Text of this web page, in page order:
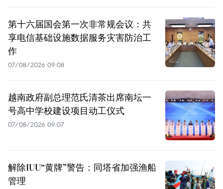
第十六届国会第一次非常规会议：共
享电信基础设施数据服务灾害防治工
作
07/08/2026 09:08
越南政府副总理范氏清茶出席南坛一
号高中学校建设项目动工仪式
07/08/2026 09:07
解除IUU“黄牌”警告：同塔省加强渔船
管理